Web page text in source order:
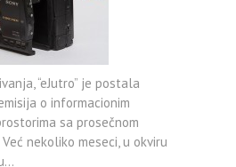
“eJutro” je postala
o informacionim
sa prosečnom
nekoliko meseci, u okviru